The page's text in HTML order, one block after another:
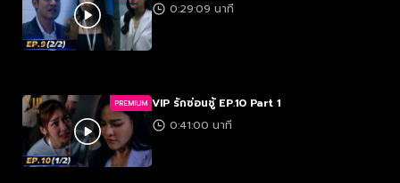
0:29:09 นาที
PREMIUM VIP รักซ่อนชู้ EP.10 Part 1
0:41:00 นาที